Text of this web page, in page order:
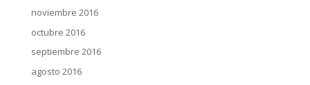
noviembre 2016
octubre 2016
septiembre 2016
agosto 2016